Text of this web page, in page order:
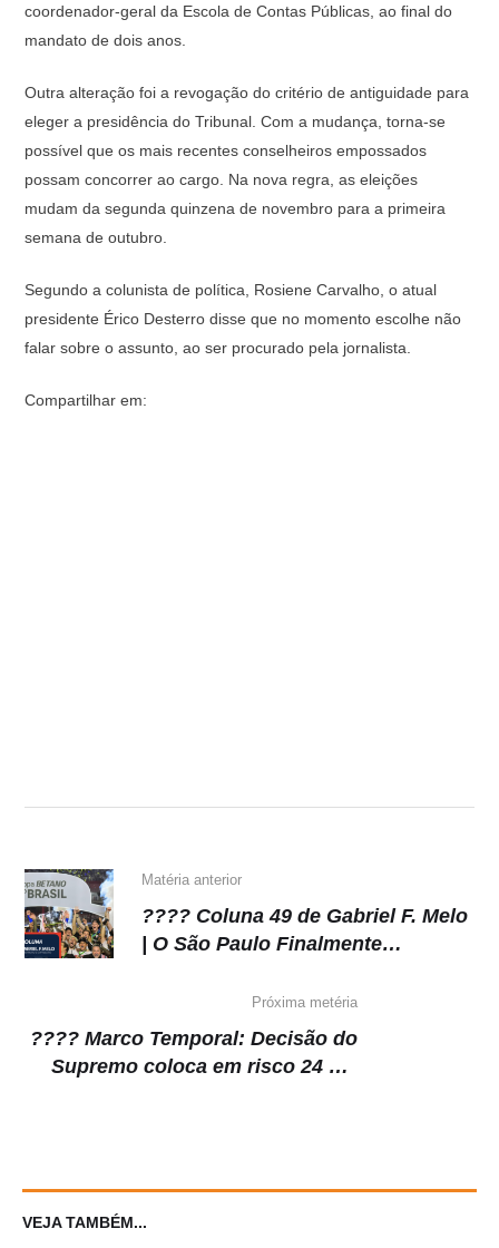
coordenador-geral da Escola de Contas Públicas, ao final do
mandato de dois anos.
Outra alteração foi a revogação do critério de antiguidade para
eleger a presidência do Tribunal. Com a mudança, torna-se
possível que os mais recentes conselheiros empossados
possam concorrer ao cargo. Na nova regra, as eleições
mudam da segunda quinzena de novembro para a primeira
semana de outubro.
Segundo a colunista de política, Rosiene Carvalho, o atual
presidente Érico Desterro disse que no momento escolhe não
falar sobre o assunto, ao ser procurado pela jornalista.
Compartilhar em:
Matéria anterior
???? Coluna 49 de Gabriel F. Melo
| O São Paulo Finalmente
Faltava: A Copa do Brasil
Próxima metéria
???? Marco Temporal: Decisão do
Supremo coloca em risco 24 mil
VEJA TAMBÉM...